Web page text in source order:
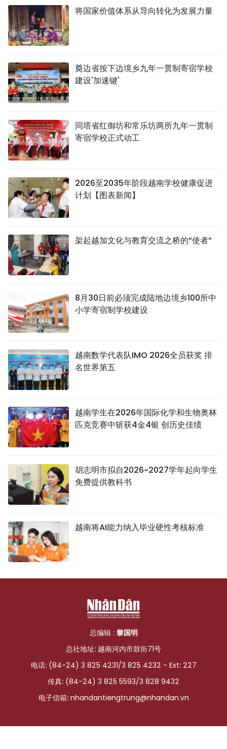
将国家价值体系从导向转化为发展力量
奠边省按下边境乡九年一贯制寄宿学校
建设'加速键'
同塔省红御坊和常乐坊两所九年一贯制
寄宿学校正式动工
2026至2035年阶段越南学校健康促进
计划【图表新闻】
架起越加文化与教育交流之桥的“使者”
8月30日前必须完成陆地边境乡100所中
小学寄宿制学校建设
越南数学代表队IMO 2026全员获奖 排
名世界第五
越南学生在2026年国际化学和生物奥林
匹克竞赛中斩获4金4银 创历史佳绩
胡志明市拟自2026~2027学年起向学生
免费提供教科书
越南将AI能力纳入毕业硬性考核标准
总编辑 : 黎国明
总社地址: 越南河内市鼓街71号
电话: (84-24) 3 825 4231/3 825 4232 - Ext: 227
传真: (84-24) 3 825 5593/3 828 9432
电子信箱: nhandantiengtrung@nhandan.vn